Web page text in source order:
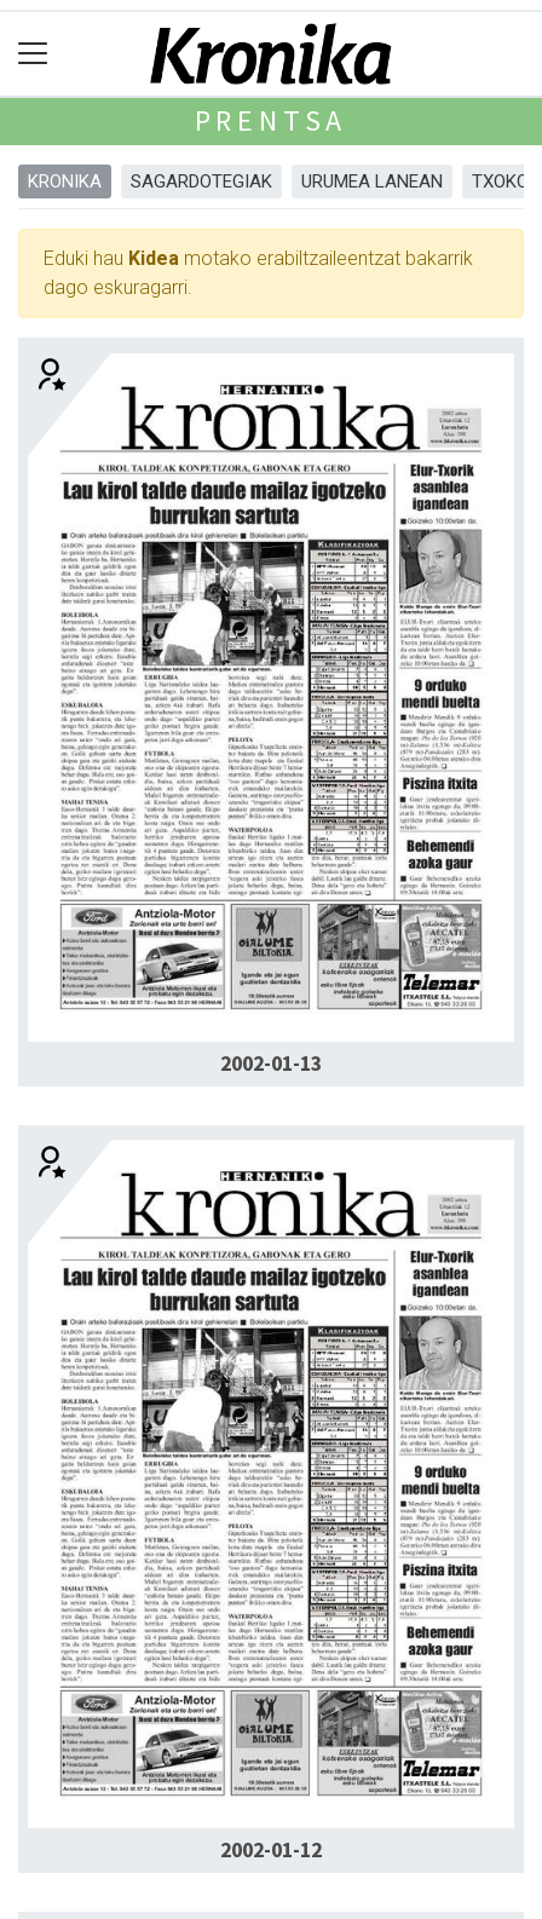
PRENTSA
KRONIKA SAGARDOTEGIAK URUMEA LANEAN
Eduki hau Kidea motako erabiltzaileentzat bakarrik
dago eskuragarri.
2002-01-13
2002-01-12